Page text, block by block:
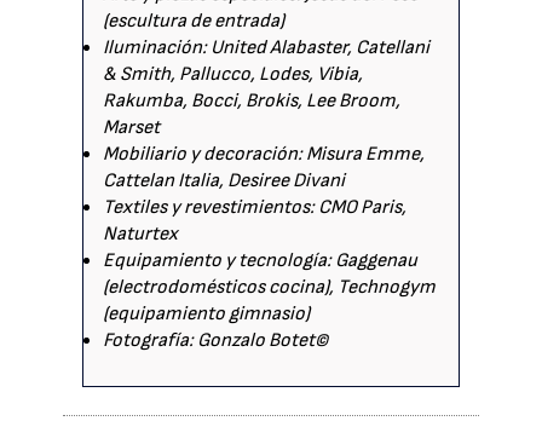
(escultura de entrada)
Iluminación: United Alabaster, Catellani
& Smith, Pallucco, Lodes, Vibia,
Rakumba, Bocci, Brokis, Lee Broom,
Marset
Mobiliario y decoración: Misura Emme,
Cattelan Italia, Desiree Divani
Textiles y revestimientos: CMO Paris,
Naturtex
Equipamiento y tecnología: Gaggenau
(electrodomésticos cocina), Technogym
(equipamiento gimnasio)
Fotografía: Gonzalo Botet©